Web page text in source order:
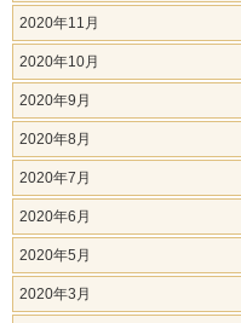
2020年11月
2020年10月
2020年9月
2020年8月
2020年7月
2020年6月
2020年5月
2020年3月